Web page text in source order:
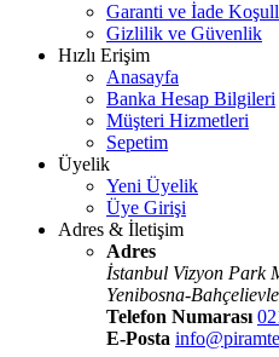
Garanti ve İade
Gizlilik ve Güvenlik
Hızlı Erişim
Anasayfa
Banka Hesap Bilgileri
Müşteri Hizmetleri
Sepetim
Üyelik
Yeni Üyelik
Üye Girişi
Adres & İletişim
Adres
İstanbul Vizyon Park
Yenibosna-
Telefon Numarası
E-Posta